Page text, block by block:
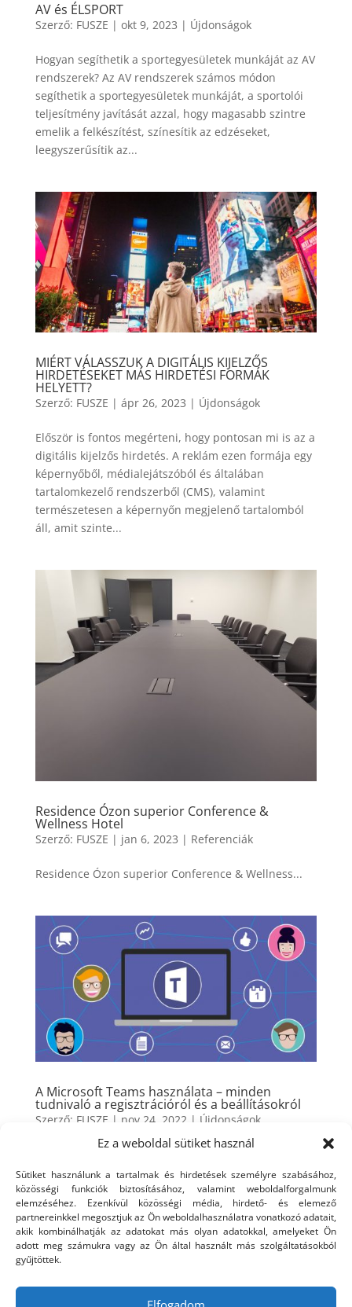
Ez a weboldal sütiket használ
Sütiket használunk a tartalmak és hirdetések személyre szabásához,
közösségi funkciók biztosításához, valamint weboldalforgalmunk
elemzéséhez. Ezenkívül közösségi média, hirdető- és elemező
partnereinkkel megosztjuk az Ön weboldalhasználatra vonatkozó adatait,
akik kombinálhatják az adatokat más olyan adatokkal, amelyeket Ön
adott meg számukra vagy az Ön által használt más szolgáltatásokból
gyűjtöttek.
AV és ÉLSPORT
Szerző: FUSZE | okt 9, 2023 | Újdonságok
Hogyan segíthetik a sportegyesületek munkáját az AV
rendszerek? Az AV rendszerek számos módon
segíthetik a sportegyesületek munkáját, a sportolói
teljesítmény javítását azzal, hogy magasabb szintre
emelik a felkészítést, színesítik az edzéseket,
leegyszerűsítik az...
MIÉRT VÁLASSZUK A DIGITÁLIS KIJELZŐS
HIRDETÉSEKET MÁS HIRDETÉSI FORMÁK
HELYETT?
Szerző: FUSZE | ápr 26, 2023 | Újdonságok
Először is fontos megérteni, hogy pontosan mi is az a
digitális kijelzős hirdetés. A reklám ezen formája egy
képernyőből, médialejátszóból és általában
tartalomkezelő rendszerből (CMS), valamint
természetesen a képernyőn megjelenő tartalomból
áll, amit szinte...
Residence Ózon superior Conference &
Wellness Hotel
Szerző: FUSZE | jan 6, 2023 | Referenciák
Residence Ózon superior Conference & Wellness...
A Microsoft Teams használata – minden
tudnivaló a regisztrációról és a beállításokról
Szerző: FUSZE | nov 24, 2022 | Újdonságok
vállalat minden dolgozója számára elérhető? A
Microsoft termékeket használó cégek számára talán
nincs is jobb választás, mint a Microsoft Teams,
hiszen ez egy könnyen hozzáférhető, nagy kényelmet
nyújtó és megbízható...